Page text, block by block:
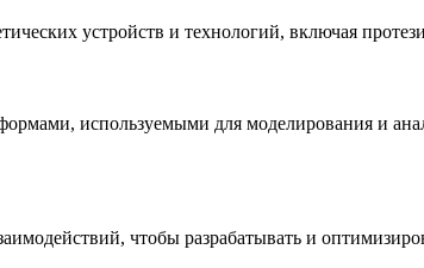
устройств и технологий, включая
используемыми для моделирования и
чтобы разрабатывать и